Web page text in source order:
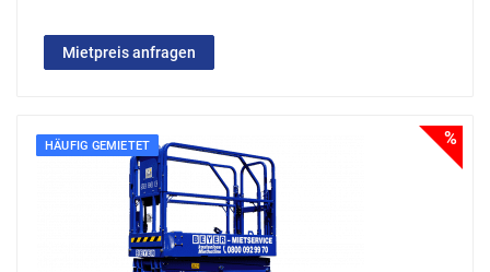
Mietpreis anfragen
HÄUFIG GEMIETET %